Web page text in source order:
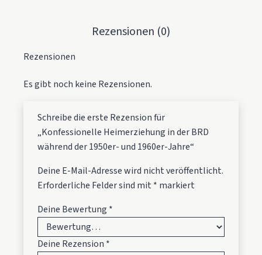
Rezensionen (0)
Rezensionen
Es gibt noch keine Rezensionen.
Schreibe die erste Rezension für
„Konfessionelle Heimerziehung in der BRD
während der 1950er- und 1960er-Jahre“
Deine E-Mail-Adresse wird nicht veröffentlicht.
Erforderliche Felder sind mit * markiert
Deine Bewertung *
Deine Rezension *